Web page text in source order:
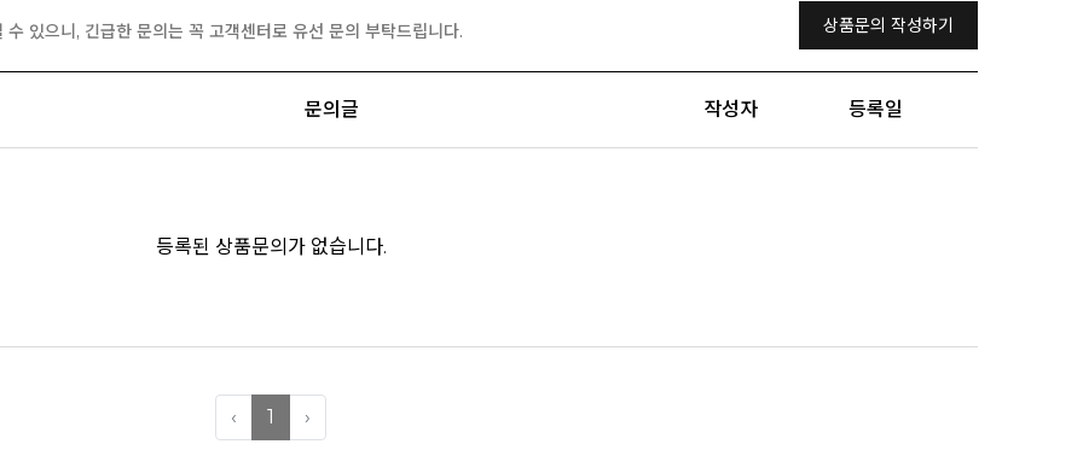
있으니, 긴급한 문의는 꼭 고객센터로 유선 문의 부탁드립니다. 상품문의 작성하기
문의글 작성자 등록일
등록된 상품문의가 없습니다.
‹ 1 ›